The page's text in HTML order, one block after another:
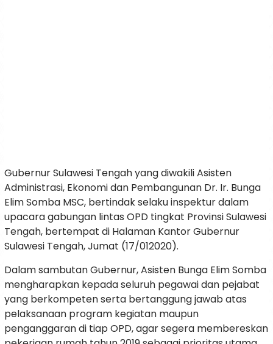
Gubernur Sulawesi Tengah yang diwakili Asisten
Administrasi, Ekonomi dan Pembangunan Dr. Ir. Bunga
Elim Somba MSC, bertindak selaku inspektur dalam
upacara gabungan lintas OPD tingkat Provinsi Sulawesi
Tengah, bertempat di Halaman Kantor Gubernur
Sulawesi Tengah, Jumat (17/012020).
Dalam sambutan Gubernur, Asisten Bunga Elim Somba
mengharapkan kepada seluruh pegawai dan pejabat
yang berkompeten serta bertanggung jawab atas
pelaksanaan program kegiatan maupun
penganggaran di tiap OPD, agar segera membereskan